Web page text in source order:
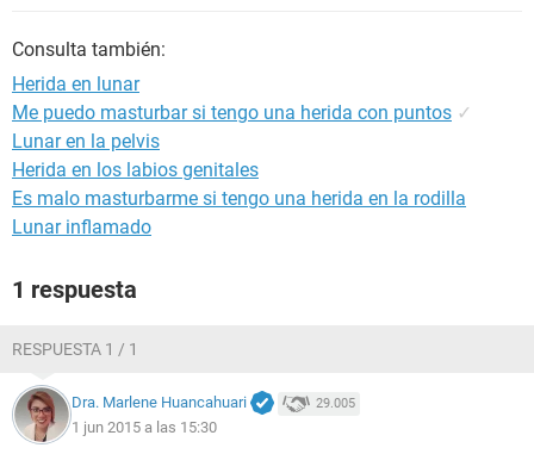
GLOSARIO
Consulta también:
Herida en lunar
Me puedo masturbar si tengo una herida con puntos ✓
Lunar en la pelvis
Herida en los labios genitales
Es malo masturbarme si tengo una herida en la rodilla
Lunar inflamado
1 respuesta
RESPUESTA 1 / 1
Dra. Marlene Huancahuari 29.005
1 jun 2015 a las 15:30